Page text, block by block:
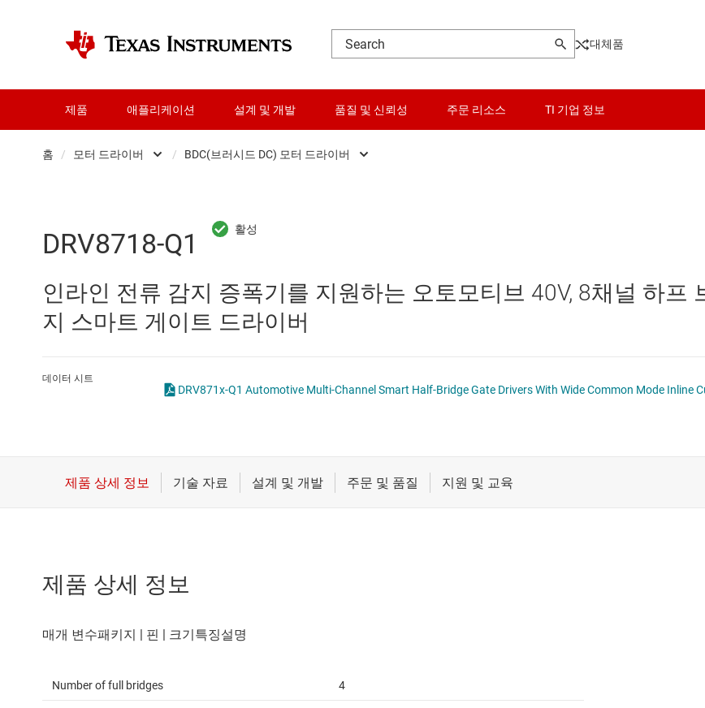
대체품
제품 애플리케이션 설계 및 개발 품질 및 신뢰성 주문 리소스 TI 기업 정보
홈 / 모터 드라이버
RF 및 마이크로파
데이터 컨버터
로직 및 전압 변환
배터리 관리 IC
인터페이스
패시브 및 개별
/ BDC(브러시드 DC) 모터 드라이버
광학 디스크 드라이버
브러시리스 DC(BLDC) 모터 드라이버
DRV8718-Q1
인라인 전류 감지 증폭기를 지원하는 오토모티브 40V, 8채널 하프
지 스마트 게이트 드라이버
데이터 시트
DRV871x-Q1 Automotive Multi-Channel Smart Half-Bridge Gate
제품 상세 정보
Number of full bridges 4